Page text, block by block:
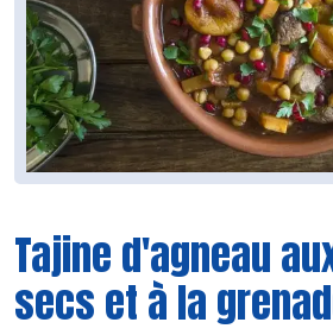
Tajine d'agneau
secs et à la